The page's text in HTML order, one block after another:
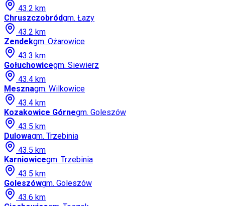
43.2 km
Chruszczobródgm. Łazy
43.2 km
Zendekgm. Ożarowice
43.3 km
Gołuchowicegm. Siewierz
43.4 km
Mesznagm. Wilkowice
43.4 km
Kozakowice Górnegm. Goleszów
43.5 km
Dulowagm. Trzebinia
43.5 km
Karniowicegm. Trzebinia
43.5 km
Goleszówgm. Goleszów
43.6 km